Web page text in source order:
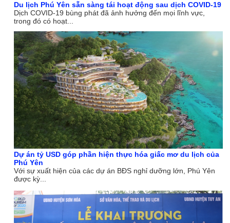
Du lịch Phú Yên sẵn sàng tái hoạt động sau dịch COVID-19
Dịch COVID-19 bùng phát đã ảnh hưởng đến mọi lĩnh vực,
trong đó có hoạt...
Dự án tỷ USD góp phần hiện thực hóa giấc mơ du lịch của
Phú Yên
Với sự xuất hiện của các dự án BĐS nghỉ dưỡng lớn, Phú Yên
được kỳ...